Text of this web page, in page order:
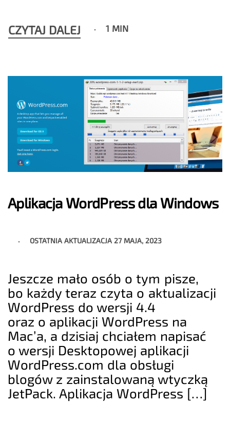
CZYTAJ DALEJ 1 MIN
Aplikacja WordPress dla Windows
OSTATNIA AKTUALIZACJA 27 MAJA, 2023
Jeszcze mało osób o tym pisze,
bo każdy teraz czyta o aktualizacji
WordPress do wersji 4.4
oraz o aplikacji WordPress na
Mac’a, a dzisiaj chciałem napisać
o wersji Desktopowej aplikacji
WordPress.com dla obsługi
blogów z zainstalowaną wtyczką
JetPack. Aplikacja WordPress […]